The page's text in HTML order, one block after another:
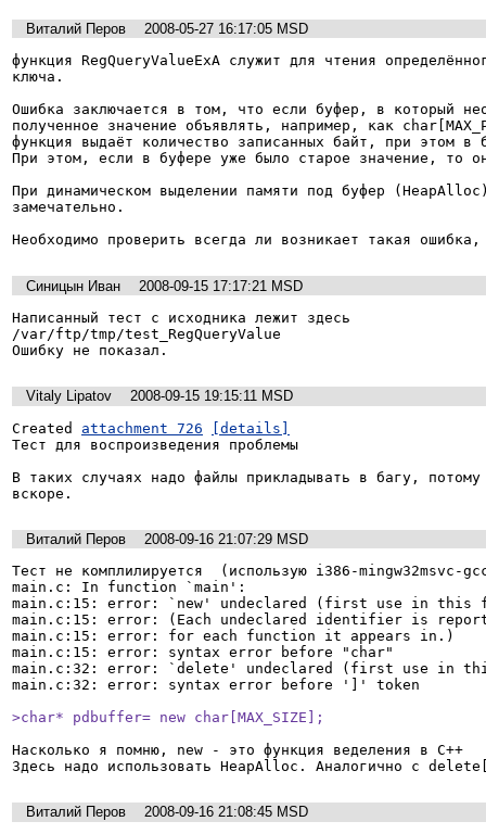
Виталий Перов
2008-05-27 16:17:05 MSD
функция RegQueryValueExA служит для чтения
ключа.
Ошибка заключается в том, что если буфер, в который
полученное значение объявлять, например, как
функция выдаёт количество записанных байт, при этом в
При этом, если в буфере уже было старое значение, то
При динамическом выделении памяти под буфер
замечательно.
Необходимо проверить всегда ли возникает такая
Синицын Иван
2008-09-15 17:17:21 MSD
Написанный тест с исходника лежит здесь
/var/ftp/tmp/test_RegQueryValue
Ошибку не показал.
Vitaly Lipatov
2008-09-15 19:15:11 MSD
Created attachment 726
[details]
Тест для воспроизведения проблемы
В таких случаях надо файлы прикладывать в багу,
вскоре.
Виталий Перов
2008-09-16 21:07:29 MSD
Тест не комплилируется  (использую i386-
main.c: In function `main':
main.c:15: error: `new' undeclared (first use in this
main.c:15: error: (Each undeclared identifier is
main.c:15: error: for each function it appears in.)
main.c:15: error: syntax error before "char"
main.c:32: error: `delete' undeclared (first use in
main.c:32: error: syntax error before ']' token
>char* pdbuffer= new char[MAX_SIZE];
Насколько я помню, new - это функция веделения в C++
Здесь надо использовать HeapAlloc. Aналогично с
Виталий Перов
2008-09-16 21:08:45 MSD